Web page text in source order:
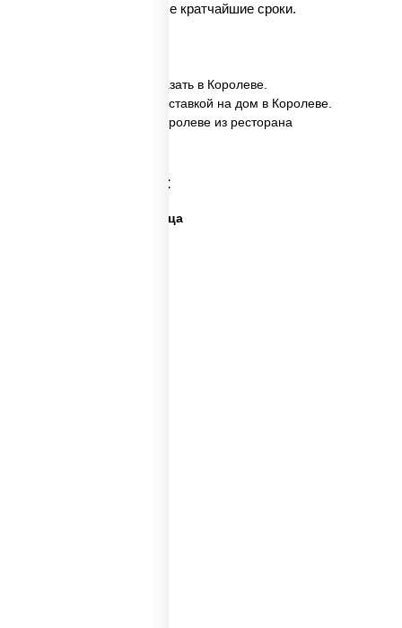
осуществляется в самые кратчайшие сроки.
✅ Пицца Пепперони заказать в Королеве.
✅ Пицца Пепперони с доставкой на дом в Королеве.
✅ Пицца Пепперони в Королеве из ресторана
Категории товара:
Дешевая и вкусная пицца